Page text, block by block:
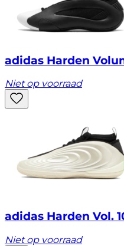
adidas Harden
Niet op voorraad
adidas Harden Vol.
Niet op voorraad